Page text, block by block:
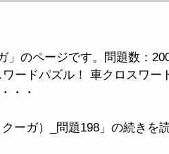
」のページです。問題数：
ードパズル！ 車クロスワー
・・
ーガ）_問題198」の続きを